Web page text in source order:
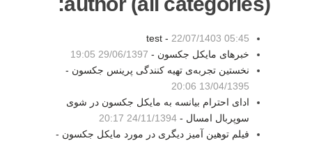
test - 22/07/1403 05:45
خبرهای مایکل جکسون - 29/06/1397 19:05
نخستین تجربه‌ی تهیه کنندگی پرینس جکسون -
13/04/1395 20:06
ادای احترام بیانسه به مایکل جکسون در شوی
سوپربال امسال - 24/11/1394 20:17
فیلم توهین آمیز دیگری در مورد مایکل جکسون -